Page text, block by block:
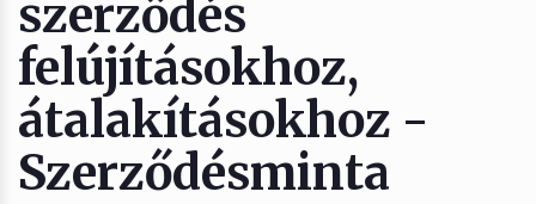
szerződés
felújításokhoz,
átalakításokhoz -
Szerződésminta